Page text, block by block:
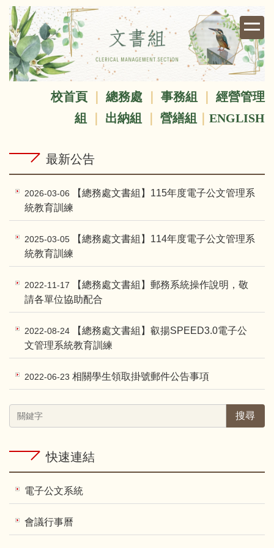
跳
到
主
要
內
容
校首頁 總務處 事務組
經營管理
組
出納組 營繕組 ENGLISH
最新公告
2026-03-06
【總務處文書組】115年度電子公文管理系
統教育訓練
2025-03-05
【總務處文書組】114年度電子公文管理系
統教育訓練
2022-11-17
【總務處文書組】郵務系統操作說明，敬
請各單位協助配合
2022-08-24
【總務處文書組】叡揚SPEED3.0電子公
文管理系統教育訓練
2022-06-23 相關學生領取掛號郵件公告事項
搜尋
快速連結
電子公文系統
會議行事曆